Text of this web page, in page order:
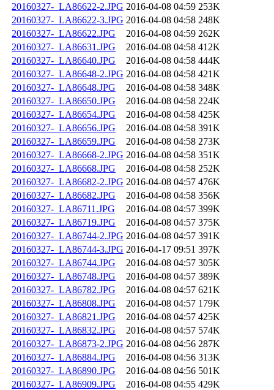
20160327-_LA86622-2.JPG 2016-04-08 04:59 253K
20160327-_LA86622-3.JPG 2016-04-08 04:58 248K
20160327-_LA86622.JPG
2016-04-08 04:59 262K
20160327-_LA86631.JPG
2016-04-08 04:58 412K
20160327-_LA86640.JPG
2016-04-08 04:58 444K
20160327-_LA86648-2.JPG 2016-04-08 04:58 421K
20160327-_LA86648.JPG
2016-04-08 04:58 348K
20160327-_LA86650.JPG
2016-04-08 04:58 224K
20160327-_LA86654.JPG
2016-04-08 04:58 425K
20160327-_LA86656.JPG
2016-04-08 04:58 391K
20160327-_LA86659.JPG
2016-04-08 04:58 273K
20160327-_LA86668-2.JPG 2016-04-08 04:58 351K
20160327-_LA86668.JPG
2016-04-08 04:58 252K
20160327-_LA86682-2.JPG 2016-04-08 04:57 476K
20160327-_LA86682.JPG
2016-04-08 04:58 356K
20160327-_LA86711.JPG
2016-04-08 04:57 399K
20160327-_LA86719.JPG
2016-04-08 04:57 375K
20160327-_LA86744-2.JPG 2016-04-08 04:57 391K
20160327-_LA86744-3.JPG 2016-04-17 09:51 397K
20160327-_LA86744.JPG
2016-04-08 04:57 305K
20160327-_LA86748.JPG
2016-04-08 04:57 389K
20160327-_LA86782.JPG
2016-04-08 04:57 621K
20160327-_LA86808.JPG
2016-04-08 04:57 179K
20160327-_LA86821.JPG
2016-04-08 04:57 425K
20160327-_LA86832.JPG
2016-04-08 04:57 574K
20160327-_LA86873-2.JPG 2016-04-08 04:56 287K
20160327-_LA86884.JPG
2016-04-08 04:56 313K
20160327-_LA86890.JPG
2016-04-08 04:56 501K
20160327-_LA86909.JPG
2016-04-08 04:55 429K